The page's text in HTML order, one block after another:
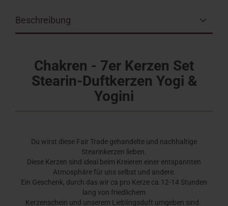
Beschreibung
Chakren - 7er Kerzen Set
Stearin-Duftkerzen Yogi &
Yogini
Du wirst diese Fair Trade gehandelte und nachhaltige
Stearinkerzen lieben.
Diese Kerzen sind ideal beim Kreieren einer entspannten
Atmosphäre für uns selbst und andere.
Ein Geschenk, durch das wir ca pro Kerze ca.12-14 Stunden
lang von friedlichem
Kerzenschein und unserem Lieblingsduft umgeben sind.